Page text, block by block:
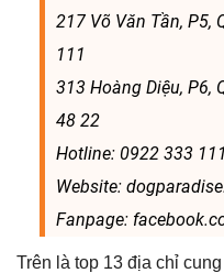
217 Võ Văn Tần, P5,
111
313 Hoàng Diệu, P6,
48 22
Hotline: 0922 333 111
Website:
Fanpage:
Trên là top 13 địa chỉ